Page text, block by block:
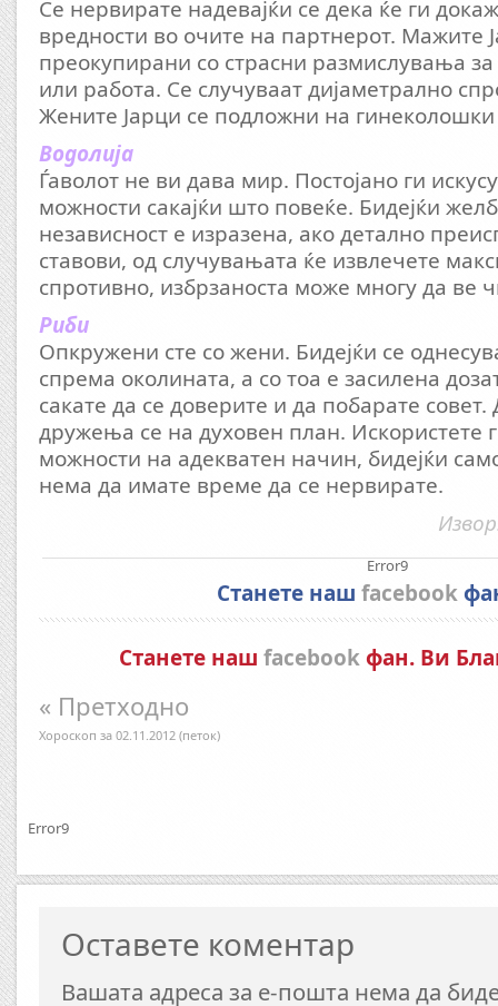
Се нервирате надевајќи се дека ќе ги
вредности во очите на партнерот. Мажите
преокупирани со страсни размислувања за
или работа. Се случуваат дијаметрално
Жените Јарци се подложни на
Водолија
Ѓаволот не ви дава мир. Постојано ги
можности сакајќи што повеќе. Бидејќи
независност е изразена, ако детално
ставови, од случувањата ќе извлечете
спротивно, избрзаноста може многу да ве
Риби
Опкружени сте со жени. Бидејќи се
спрема околината, а со тоа е засилена
сакате да се доверите и да побарате
дружења се на духовен план. Искористете
можности на адекватен начин, бидејќи само
нема да имате време да се нервирате.
Станете наш facebook
Станете наш facebookфан. Ви
« Претходно
Хороскоп за 02.11.2012 (петок)
Error9
Error9
Оставете коментар
Вашата адреса за е-пошта нема да